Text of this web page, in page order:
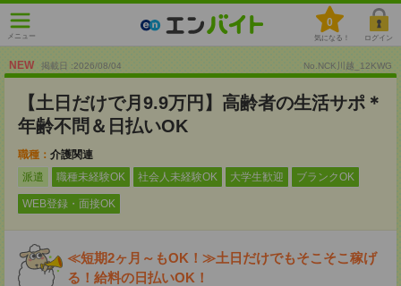
メニュー
0
気になる！ ログイン
NEW 掲載日 :2026/08/04 No.NCK川越_12KWG
【土日だけで月9.9万円】高齢者の生活サポ＊
年齢不問＆日払いOK
職種： 介護関連
派遣
職種未経験OK 社会人未経験OK 大学生歓迎 ブランクOK
WEB登録・面接OK
≪短期2ヶ月～もOK！≫土日だけでもそこそこ稼げ
る！給料の日払いOK！